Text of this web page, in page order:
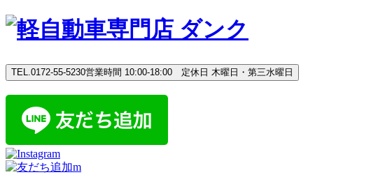
Skip
TEL.0172-55-5230営業時間 10:00-18:00 定休日 木曜日・第三水曜日